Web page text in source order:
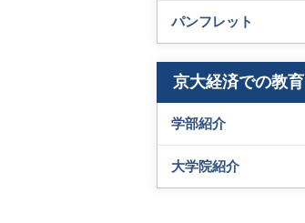
パンフレット
京大経済での教育
学部紹介
大学院紹介